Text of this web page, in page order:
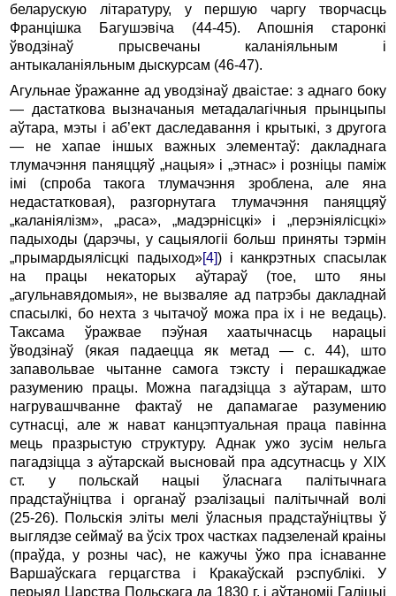
беларускую літаратуру, у першую чаргу творчасць
Францішка Багушэвіча (44-45). Апошнія старонкі
ўводзінаў прысвечаны каланіяльным i
антыкаланіяльным дыскурсам (46-47).
Агульнае ўражанне ад уводзінаў дваістае: з аднаго боку
— дастаткова вызначаныя метадалагічныя прынцыпы
аўтара, мэты i аб’ект даследавання i крытыкі, з другога
— не хапае іншых важных элементаў: дакладнага
тлумачэння паняццяў „нацыя» i „этнас» i розніцы паміж
імі (спроба такога тлумачэння зроблена, але яна
недастатковая), разгорнутага тлумачэння паняццяў
„каланіялізм», „раса», „мадэрнісцкі» i „перэніялісцкі»
падыходы (дарэчы, у сацыялогіі больш приняты тэрмін
„прымардыялісцкі падыход»[4]) i канкрэтных спасылак
на працы некаторых аўтараў (тое, што яны
„агульнавядомыя», не вызваляе ад патрэбы дакладнай
спасылкі, бо нехта з чытачоў можа пра ix i не ведаць).
Таксама ўражвае пэўная хаатычнасць нарацыі
ўводзінаў (якая падаецца як метад — с. 44), што
запавольвае чытанне самога тэксту i перашкаджае
разумению працы. Можна пагадзіцца з аўтарам, што
нагрувашчванне фактаў не дапамагае разумению
сутнасці, але ж нават канцэптуальная праца павінна
мець празрыстую структуру. Аднак ужо зусім нельга
пагадзіцца з аўтарскай высновай пра адсутнасць у XIX
ст. у польскай нацыі ўласнага палітычнага
прадстаўніцтва i органаў рэалізацыі палітычнай волі
(25-26). Польскія эліты мелі ўласныя прадстаўніцтвы ў
выглядзе сеймаў ва ўсіх трох частках падзеленай краіны
(праўда, у розны час), не кажучы ўжо пра існаванне
Варшаўскага герцагства i Кракаўскай рэспублікі. У
перыяд Царства Польскага да 1830 г. i аўтаноміі Галіцыі